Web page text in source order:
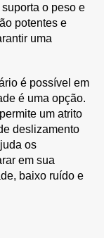
o peso e
potentes e
uma
é possível em
é uma opção.
um atrito
deslizamento
os
em sua
baixo ruído e